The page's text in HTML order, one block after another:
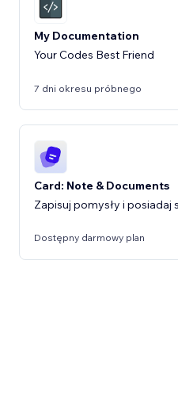
My Documentation
Your Codes Best Friend
7 dni okresu próbnego
Card: Note & Documents
Zapisuj pomysły i posiadaj
Dostępny darmowy plan